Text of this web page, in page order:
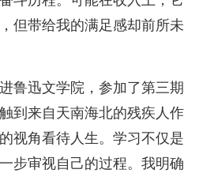
但带给我的满足感却前所未
鲁迅文学院，参加了第三期
到来自天南海北的残疾人作
视角看待人生。学习不仅是
步审视自己的过程。我明确